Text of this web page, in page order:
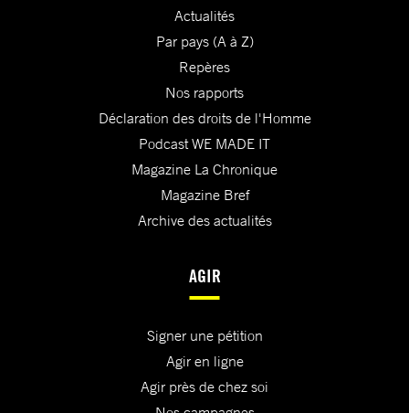
Actualités
Par pays (A à Z)
Repères
Nos rapports
Déclaration des droits de l'Homme
Podcast WE MADE IT
Magazine La Chronique
Magazine Bref
Archive des actualités
AGIR
Signer une pétition
Agir en ligne
Agir près de chez soi